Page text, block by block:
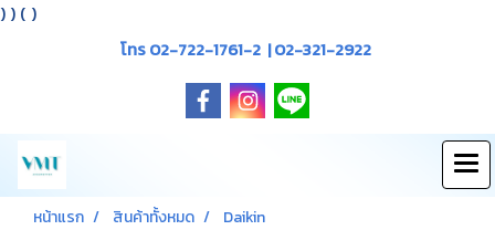
) ) ( )
โทร 02-722-1761-2 | 02-321-2922
หน้าแรก สินค้าทั้งหมด Daikin